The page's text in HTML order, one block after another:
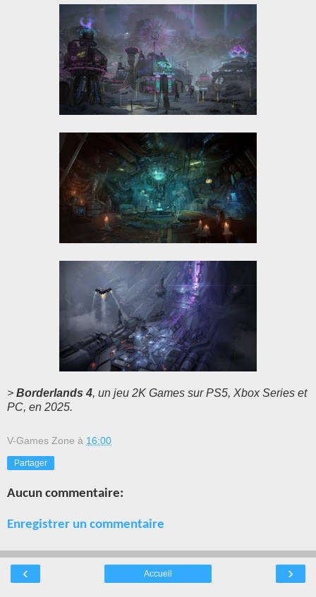
> Borderlands 4, un jeu 2K Games sur PS5, Xbox Series et
PC, en 2025.
V-Games Zone à 16:00
Partager
Aucun commentaire:
Enregistrer un commentaire
‹ ›
Accueil